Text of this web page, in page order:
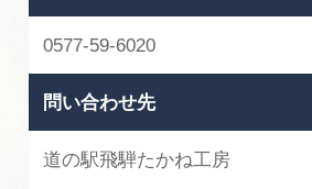
0577-59-6020
問い合わせ先
道の駅飛騨たかね工房